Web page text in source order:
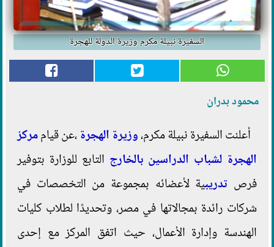
السفيرة نبيلة مكرم وزيرة الدولة للهجرة
محمود بدران
أعلنت السفيرة نبيلة مكرم،وزيرة الهجرة،عن قياممركز
الهجرة لشباب الدراسين بالخارج التابع للوزارة بتوفير
فرص تدريبية لأعضائه بمجموعة من التخصصات في
شركات رائدة بمجالاتها في مصر، وتحديدًا لطلاب كليات
الهندسة وإدارة الأعمال، حيث اتفق المركز مع إحدى